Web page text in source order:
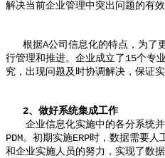
解决当前企业管理中突出问题的有效
根据A公司信息化的特点，为了
行管理和推进。企业成立了15个专
究，出现问题及时协调解决，保证实
2、做好系统集成工作
企业信息化实施中的各分系统并
PDM。初期实施ERP时，数据需要
和企业实施人员的努力，实现了数